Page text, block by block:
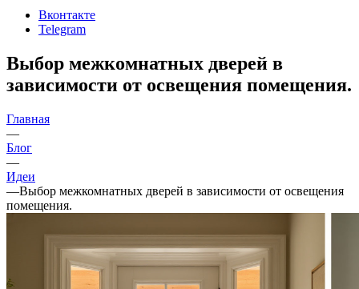
Вконтакте
Telegram
Выбор межкомнатных дверей в
зависимости от освещения помещения.
Главная
—
Блог
—
Идеи
—Выбор межкомнатных дверей в зависимости от освещения
помещения.